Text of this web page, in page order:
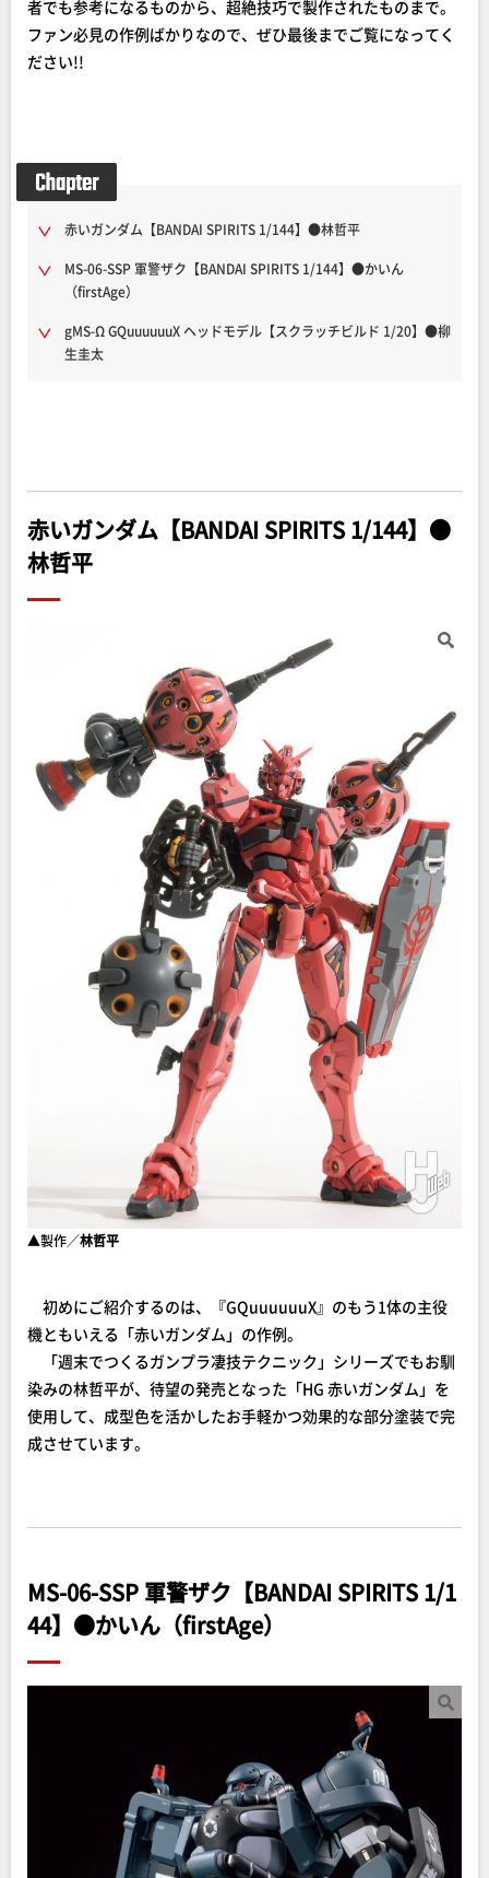
者でも参考になるものから、超絶技巧で製作されたものまで。
ファン必見の作例ばかりなので、ぜひ最後までご覧になってく
ださい!!
赤いガンダム【BANDAI SPIRITS 1/144】●林哲平
MS-06-SSP 軍警ザク【BANDAI SPIRITS 1/144】●かいん
（firstAge）
gMS-Ω GQuuuuuuX ヘッドモデル【スクラッチビルド 1/20】●柳
生圭太
赤いガンダム【BANDAI SPIRITS 1/144】●
林哲平
▲製作／林哲平
初めにご紹介するのは、『GQuuuuuuX』のもう1体の主役
機ともいえる「赤いガンダム」の作例。
「週末でつくるガンプラ凄技テクニック」シリーズでもお馴
染みの林哲平が、待望の発売となった「HG 赤いガンダム」を
使用して、成型色を活かしたお手軽かつ効果的な部分塗装で完
成させています。
MS-06-SSP 軍警ザク【BANDAI SPIRITS 1/1
44】●かいん（firstAge）